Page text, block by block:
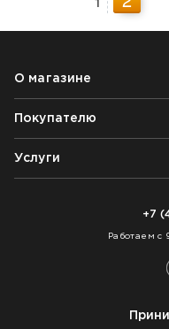
О магазине
Почему выбирают нас
Контакты
Блог
Покупателю
Возврат товара
Как заказать
Услуги
+7
Работаем